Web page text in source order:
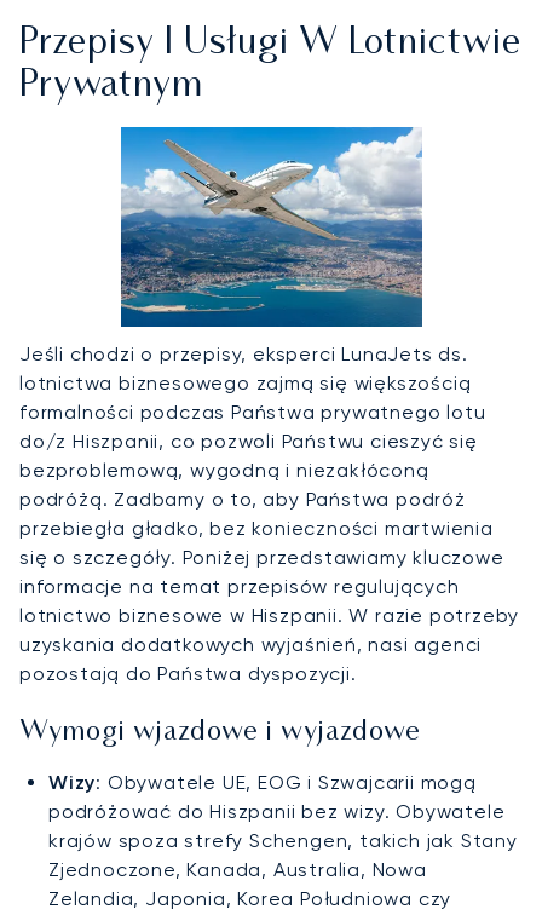
Przepisy I Usługi W Lotnictwie
Prywatnym
Jeśli chodzi o przepisy, eksperci LunaJets ds.
lotnictwa biznesowego zajmą się większością
formalności podczas Państwa prywatnego lotu
do/z Hiszpanii, co pozwoli Państwu cieszyć się
bezproblemową, wygodną i niezakłóconą
podróżą. Zadbamy o to, aby Państwa podróż
przebiegła gładko, bez konieczności martwienia
się o szczegóły. Poniżej przedstawiamy kluczowe
informacje na temat przepisów regulujących
lotnictwo biznesowe w Hiszpanii. W razie potrzeby
uzyskania dodatkowych wyjaśnień, nasi agenci
pozostają do Państwa dyspozycji.
Wymogi wjazdowe i wyjazdowe
Wizy: Obywatele UE, EOG i Szwajcarii mogą
podróżować do Hiszpanii bez wizy. Obywatele
krajów spoza strefy Schengen, takich jak Stany
Zjednoczone, Kanada, Australia, Nowa
Zelandia, Japonia, Korea Południowa czy